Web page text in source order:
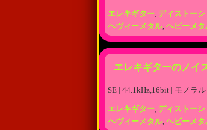
エレキギター, ディストー
ヘヴィーメタル, ヘビーメタ
エレキギターのノイ
SE | 44.1kHz,16bit | モノラル
エレキギター, ディストー
ヘヴィーメタル, ヘビーメタ